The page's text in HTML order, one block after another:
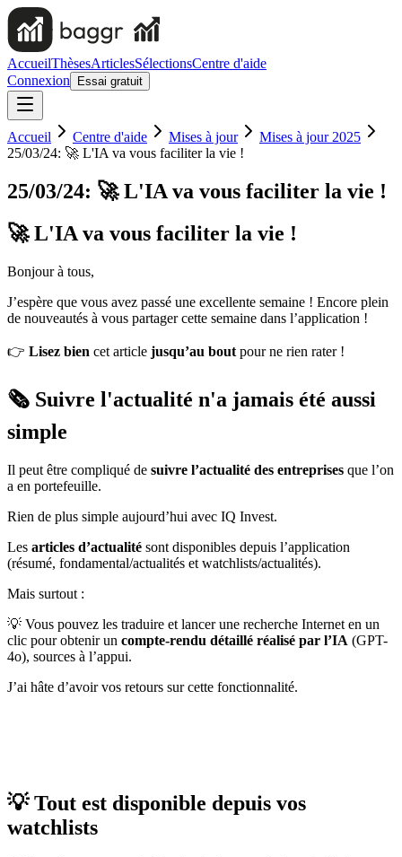
AccueilThèsesArticlesSélectionsCentre d'aide
Connexion
Essai gratuit
Accueil Centre d'aide Mises à jour
Mises à jour 2025
25/03/24: 🚀 L'IA va vous faciliter la vie !
25/03/24: 🚀 L'IA va vous faciliter la vie !
🚀 L'IA va vous faciliter la vie !
Bonjour à tous,
J’espère que vous avez passé une excellente semaine ! Encore plein
de nouveautés à vous partager cette semaine dans l’application !
👉 Lisez bien cet article jusqu’au bout pour ne rien rater !
🗞️ Suivre l'actualité n'a jamais été aussi
simple
Il peut être compliqué de suivre l’actualité des entreprises que l’on
a en portefeuille.
Rien de plus simple aujourd’hui avec IQ Invest.
Les articles d’actualité sont disponibles depuis l’application
(résumé, fondamental/actualités et watchlists/actualités).
Mais surtout :
💡 Vous pouvez les traduire et lancer une recherche Internet en un
clic pour obtenir un compte-rendu détaillé réalisé par l’IA (GPT-
4o), sources à l’appui.
J’ai hâte d’avoir vos retours sur cette fonctionnalité.
💡 Tout est disponible depuis vos
watchlists